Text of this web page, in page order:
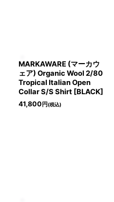
MARKAWARE (マーカウ
ェア) Organic Wool 2/80
Tropical Italian Open
Collar S/S Shirt [BLACK]
41,800 円 (税込)